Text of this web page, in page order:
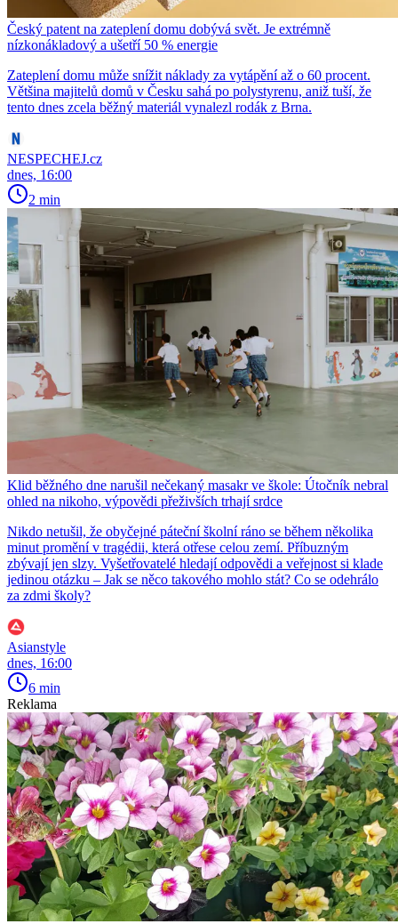
Český patent na zateplení domu dobývá svět. Je extrémně
nízkonákladový a ušetří 50 % energie
Zateplení domu může snížit náklady za vytápění až o 60 procent.
Většina majitelů domů v Česku sahá po polystyrenu, aniž tuší, že
tento dnes zcela běžný materiál vynalezl rodák z Brna.
NESPECHEJ.cz
dnes, 16:00
2 min
Klid běžného dne narušil nečekaný masakr ve škole: Útočník nebral
ohled na nikoho, výpovědi přeživších trhají srdce
Nikdo netušil, že obyčejné páteční školní ráno se během několika
minut promění v tragédii, která otřese celou zemí. Příbuzným
zbývají jen slzy. Vyšetřovatelé hledají odpovědi a veřejnost si klade
jedinou otázku – Jak se něco takového mohlo stát? Co se odehrálo
za zdmi školy?
Asianstyle
dnes, 16:00
6 min
Reklama